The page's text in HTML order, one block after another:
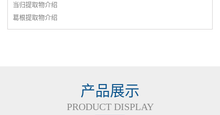
当归提取物介绍
葛根提取物介绍
产品展示
PRODUCT DISPLAY